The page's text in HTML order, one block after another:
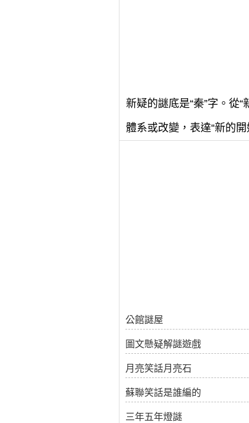
新疑的謎底是“秦”字。從
體系或改變，表達“新的開
公館謎屋
圖文懸疑解謎遊戲
月亮笑話月亮石
蘇聯笑話是誰編的
三年五年燈謎